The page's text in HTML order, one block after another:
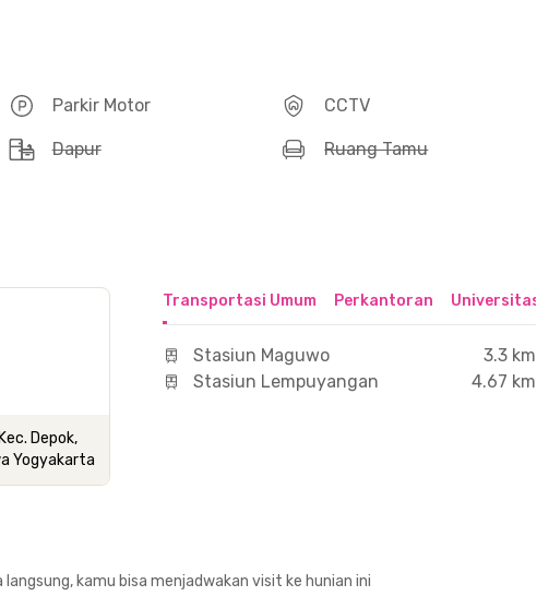
Parkir Motor CCTV
Dapur Ruang Tamu
Depok,
Yogyakarta
Transportasi Umum Perkantoran Universitas
Stasiun Maguwo
3.3 km
Stasiun Lempuyangan
4.67 km
kamu bisa menjadwakan visit ke hunian ini